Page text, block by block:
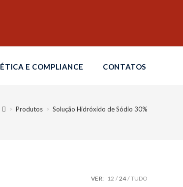
ÉTICA E COMPLIANCE CONTATOS
> Produtos > Solução Hidróxido de Sódio 30%
VER: 12 24 TUDO